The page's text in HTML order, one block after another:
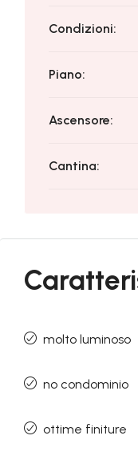
Condizioni:
Piano:
Ascensore:
Cantina:
molto luminoso
no condominio
ottime finiture